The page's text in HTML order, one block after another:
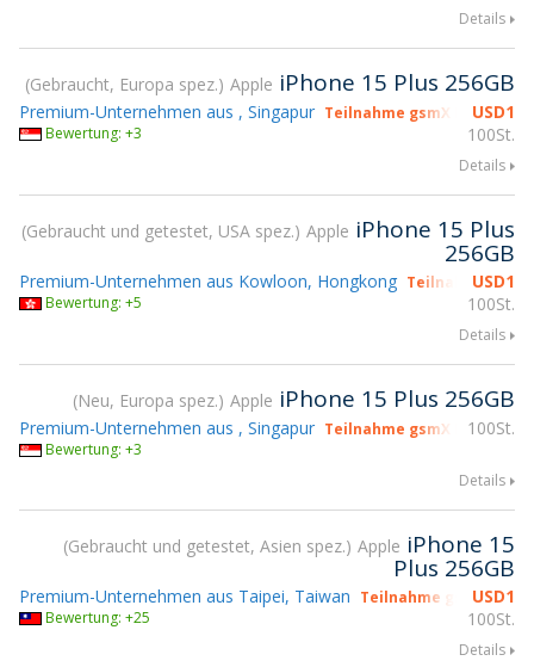
Details
Gebraucht, Europa spez. Apple iPhone 15 Plus 256GB
USD1
100St.
Premium-Unternehmen aus , Singapur Teilnahme gsmX Hong
Bewertung: +3
Details
Gebraucht und getestet, USA spez. Apple iPhone 15 Plus
256GB
USD1
100St.
Premium-Unternehmen aus Kowloon, Hongkong Teilnahme
Bewertung: +5
Details
Neu, Europa spez. Apple iPhone 15 Plus 256GB
100St.
Premium-Unternehmen aus , Singapur Teilnahme gsmX Hong
Bewertung: +3
Details
Gebraucht und getestet, Asien spez. Apple iPhone 15
Plus 256GB
USD1
100St.
Premium-Unternehmen aus Taipei, Taiwan Teilnahme gsmX Hong
Bewertung: +25
Details